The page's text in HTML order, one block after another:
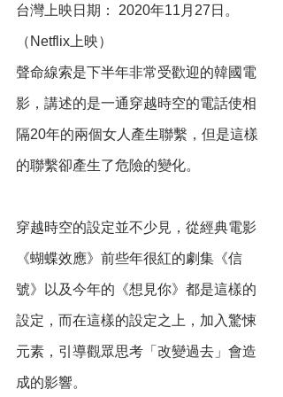
台灣上映日期： 2020年11月27日。
（Netflix上映）
聲命線索是下半年非常受歡迎的韓國電
影，講述的是一通穿越時空的電話使相
隔20年的兩個女人產生聯繫，但是這樣
的聯繫卻產生了危險的變化。
穿越時空的設定並不少見，從經典電影
《蝴蝶效應》前些年很紅的劇集《信
號》以及今年的《想見你》都是這樣的
設定，而在這樣的設定之上，加入驚悚
元素，引導觀眾思考「改變過去」會造
成的影響。